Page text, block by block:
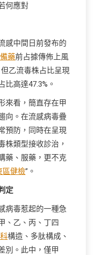
何應對
感中間日前發布的
藥前占據傳佈上風
乙流毒株占比呈現
高達47.3%。
來看，簡直存在甲
向。在流感病毒疊
預防，同時在呈現
株類型接收診治，
藥、服藥，更不克
區健檢”。
定
病毒惹起的一種急
、乙、丙、丁四
構造、多肽構成、
別。此中，僅甲